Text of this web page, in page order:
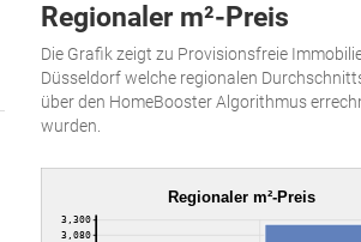
Regionaler m²-Preis
Die Grafik zeigt zu Provisionsfreie
Düsseldorf welche regionalen
über den HomeBooster Algorithmus
wurden.
Regionaler m²-Preis
3,080
3,300